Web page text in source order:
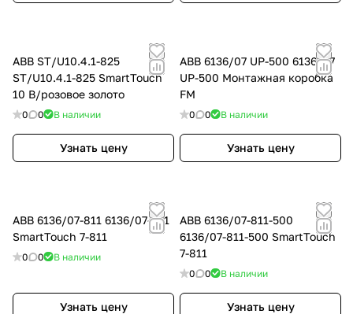
ABB ST/U10.4.1-825
ST/U10.4.1-825 SmartTouch
10 B/розовое золото
0 0 В наличии
Узнать цену
ABB 6136/07 UP-500 6136/07
UP-500 Монтажная коробка
FM
0 0 В наличии
Узнать цену
ABB 6136/07-811 6136/07-811
SmartTouch 7-811
0 0 В наличии
Узнать цену
ABB 6136/07-811-500
6136/07-811-500 SmartTouch
7-811
0 0 В наличии
Узнать цену